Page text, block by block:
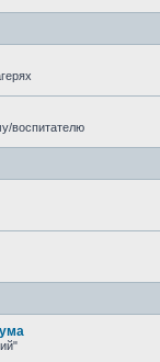
воспитателю